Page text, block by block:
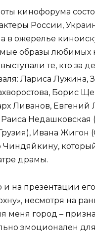
кинофорума
России,
в ожерелье
образы
те, кто за
Лариса Лужина,
Борис
Ливанов,
Недашковская
Ивана Жигон
драмы.
и на презентации
несмотря на
меня город –
эмоционален